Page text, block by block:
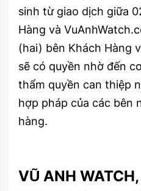
sinh từ giao dịch giữa
Hàng và
(hai) bên Khách Hàng
sẽ có quyền nhờ đến
thẩm quyền can thiệp
hợp pháp của các bên
hàng.
VŨ ANH